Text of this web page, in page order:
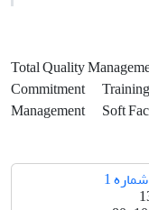
Total Quality
Commitment
Management
Soft